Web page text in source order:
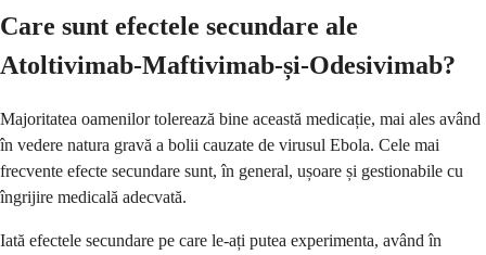
Care sunt efectele secundare ale
Atoltivimab-Maftivimab-și-Odesivimab?
Majoritatea oamenilor tolerează bine această medicație, mai ales având
în vedere natura gravă a bolii cauzate de virusul Ebola. Cele mai
frecvente efecte secundare sunt, în general, ușoare și gestionabile cu
îngrijire medicală adecvată.
Iată efectele secundare pe care le-ați putea experimenta, având în